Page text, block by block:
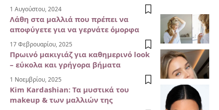
1 Αυγούστου, 2024
Λάθη στα μαλλιά που πρέπει να
αποφύγετε για να γερνάτε όμορφα
17 Φεβρουαρίου, 2025
Πρωινό μακιγιάζ για καθημερινό look
– εύκολα και γρήγορα βήματα
1 Νοεμβρίου, 2025
Kim Kardashian: Τα μυστικά του
makeup & των μαλλιών της